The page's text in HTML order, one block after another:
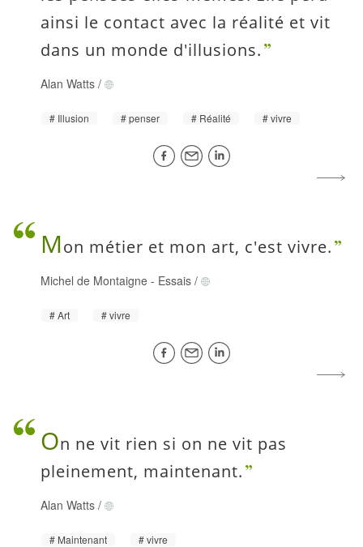
ainsi le contact avec la réalité et vit
dans un monde d'illusions.
Alan Watts /
Illusion penser Réalité vivre
Mon métier et mon art, c'est vivre.
Michel de Montaigne - Essais /
Art vivre
On ne vit rien si on ne vit pas
pleinement, maintenant.
Alan Watts /
Maintenant vivre